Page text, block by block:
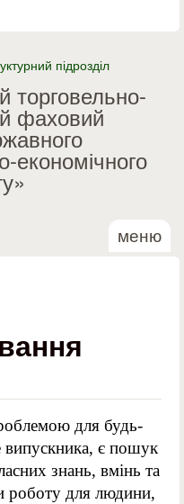
підрозділ
торговельно-
фаховий
економічного
меню
для будь-
випускника, є пошук
знань, вмінь та
роботу для людини,